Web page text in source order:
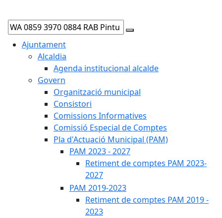
Cercar:
Ajuntament
Alcaldia
Agenda institucional alcalde
Govern
Organització municipal
Consistori
Comissions Informatives
Comissió Especial de Comptes
Pla d'Actuació Municipal (PAM)
PAM 2023 - 2027
Retiment de comptes PAM 2023-
2027
PAM 2019-2023
Retiment de comptes PAM 2019 -
2023